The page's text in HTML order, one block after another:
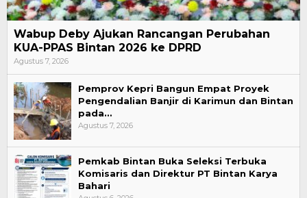
Wabup Deby Ajukan Rancangan Perubahan
KUA-PPAS Bintan 2026 ke DPRD
Agustus 7, 2026
Pemprov Kepri Bangun Empat Proyek
Pengendalian Banjir di Karimun dan Bintan
pada…
Agustus 7, 2026
Pemkab Bintan Buka Seleksi Terbuka
Komisaris dan Direktur PT Bintan Karya
Bahari